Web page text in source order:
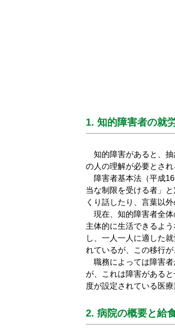
1. 知的障害者の就
知的障害があると、抽
の人の理解が必要とされ
障害者基本法（平成16
当な制限を受ける者」
くり話したり、言葉以
現在、知的障害者全体
主体的に生活できるよ
し、一人一人に適した
れているが、この移行
職務によっては障害者
が、これは障害がある
度が設定されている医
2. 病院の概要と給